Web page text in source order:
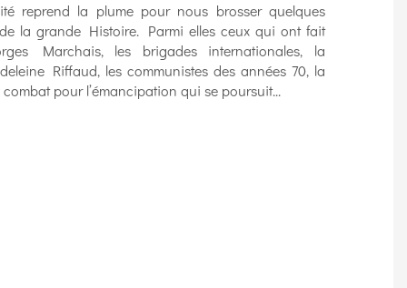
reprend la plume pour nous brosser quelques
la grande Histoire. Parmi elles ceux qui ont fait
Marchais, les brigades internationales, la
Riffaud, les communistes des années 70, la
pour l’émancipation qui se poursuit...